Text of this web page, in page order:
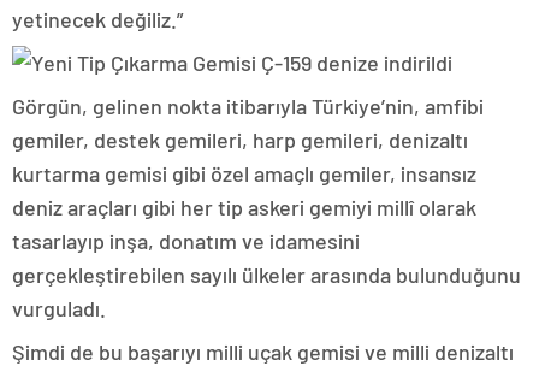
yetinecek değiliz.”
Görgün, gelinen nokta itibarıyla Türkiye’nin, amfibi
gemiler, destek gemileri, harp gemileri, denizaltı
kurtarma gemisi gibi özel amaçlı gemiler, insansız
deniz araçları gibi her tip askeri gemiyi millî olarak
tasarlayıp inşa, donatım ve idamesini
gerçekleştirebilen sayılı ülkeler arasında bulunduğunu
vurguladı.
Şimdi de bu başarıyı milli uçak gemisi ve milli denizaltı